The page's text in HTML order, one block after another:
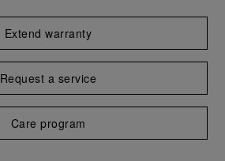
Extend warranty
Request a service
Care program